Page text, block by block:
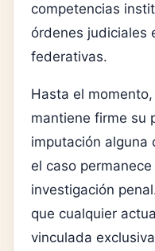
competencias
órdenes judiciales
federativas.
Hasta el
mantiene firme su
imputación alguna
el caso
investigación
que cualquier
vinculada